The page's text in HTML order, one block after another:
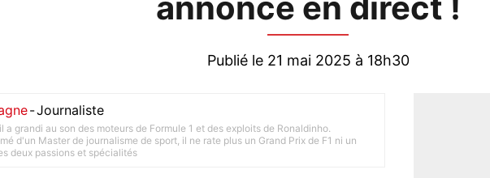
Publié le 21 mai 2025 à 18h30
-Journaliste
a grandi au son des moteurs de Formule 1 et des exploits de Ronaldinho.
d'un Master de journalisme de sport, il ne rate plus un Grand Prix de F1 ni un
deux passions et spécialités